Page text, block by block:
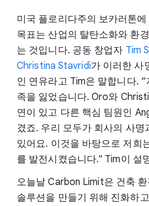
미국 플로리다주의 보카러톤
목표는 산업의 탈탄소화와 환
는 것입니다. 공동 창업자 Tim
Christina Stavridi가 이러한 사
인 연유라고 Tim은 말합니다.
족을 잃었습니다. Oro와
연이 있고 다른 핵심 팀원인
겼죠. 우리 모두가 회사의 사
있어요. 이것을 바탕으로 저희
를 발전시켰습니다." Tim이 설
오늘날 Carbon Limit은 건축
솔루션을 만들기 위해 진화하